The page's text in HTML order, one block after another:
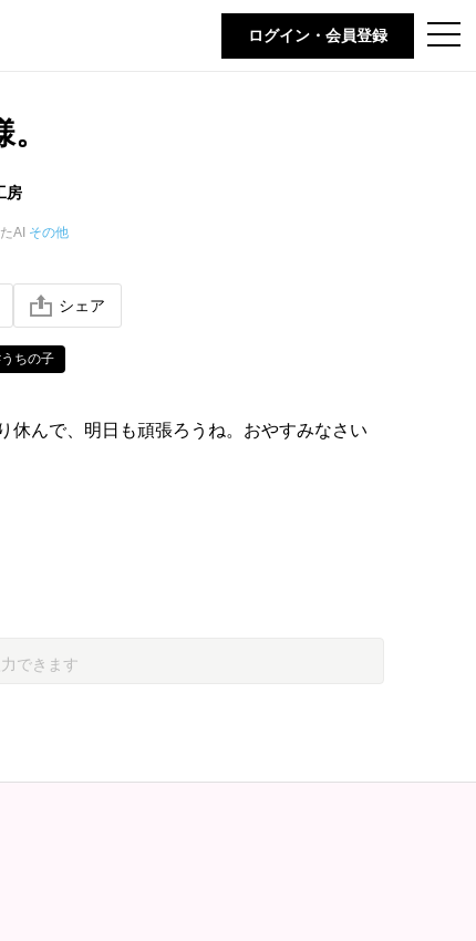
t
o
ログイン・会員登録
房
AI その他
シェア
ちの子
休んで、明日も頑張ろうね。おやすみなさい